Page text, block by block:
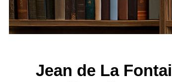
Jean de La